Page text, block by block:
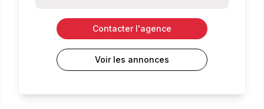
Contacter l'agence
Voir les annonces